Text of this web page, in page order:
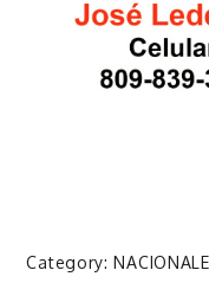
Category: